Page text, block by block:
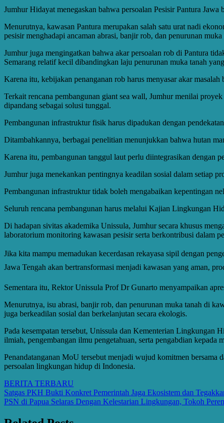
Jumhur Hidayat menegaskan bahwa persoalan Pesisir Pantura
Menurutnya, kawasan Pantura merupakan salah satu urat nadi
pesisir menghadapi ancaman abrasi, banjir rob, dan penurunan
Jumhur juga mengingatkan bahwa akar persoalan rob di Pantura
Semarang relatif kecil dibandingkan laju penurunan muka tanah
Karena itu, kebijakan penanganan rob harus menyasar akar
Terkait rencana pembangunan giant sea wall, Jumhur menilai
dipandang sebagai solusi tunggal.
Pembangunan infrastruktur fisik harus dipadukan dengan
Ditambahkannya, berbagai penelitian menunjukkan bahwa hutan
Karena itu, pembangunan tanggul laut perlu diintegrasikan dengan
Jumhur juga menekankan pentingnya keadilan sosial dalam setiap
Pembangunan infrastruktur tidak boleh mengabaikan kepentingan
Seluruh rencana pembangunan harus melalui Kajian Lingkungan
Di hadapan sivitas akademika Unissula, Jumhur secara khusus
laboratorium monitoring kawasan pesisir serta berkontribusi dalam
Jika kita mampu memadukan kecerdasan rekayasa sipil dengan
Jawa Tengah akan bertransformasi menjadi kawasan yang aman,
Sementara itu, Rektor Unissula Prof Dr Gunarto menyampaikan
Menurutnya, isu abrasi, banjir rob, dan penurunan muka tanah di
juga berkeadilan sosial dan berkelanjutan secara ekologis.
Pada kesempatan tersebut, Unissula dan Kementerian Lingkungan
ilmiah, pengembangan ilmu pengetahuan, serta pengabdian
Penandatanganan MoU tersebut menjadi wujud komitmen bersama
persoalan lingkungan hidup di Indonesia.
BERITA TERBARU
Post
navigation
Satgas PKH Bukti Konkret Pemerintah Jaga Ekosistem dan
PSN di Papua Selaras Dengan Kelestarian Lingkungan, Tokoh